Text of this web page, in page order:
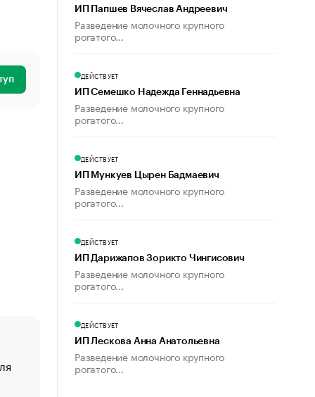
«От спорта тело стареет иначе». Как живет глава
создавшей GTA
ИП Папшев Вячеслав Андреевич
Разведение молочного крупного
рогатого...
ДЕЙСТВУЕТ
ИП Семешко Надежда Геннадьевна
Разведение молочного крупного
рогатого...
ДЕЙСТВУЕТ
ИП Мункуев Цырен Бадмаевич
Разведение молочного крупного
рогатого...
ДЕЙСТВУЕТ
ИП Дарижапов Зорикто Чингисович
Разведение молочного крупного
рогатого...
ДЕЙСТВУЕТ
ИП Лескова Анна Анатольевна
Разведение молочного крупного
рогатого...